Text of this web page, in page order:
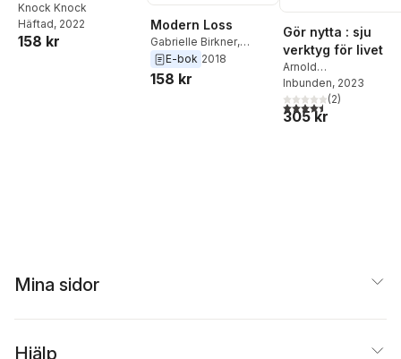
Hopper's Guide to
Choosing a Career
Knock Knock
Häftad, 2022
158 kr
Modern Loss
Gabrielle Birkner,
Rebecca Soffer
E-bok 2018
158 kr
Gör nytta : sju
verktyg för livet
Arnold
Schwarzenegger
Inbunden, 2023
4,5utav 5 stjärnor.
(2)
305 kr
Mina sidor
Hjälp